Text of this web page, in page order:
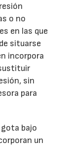
o no
en las que
situarse
incorpora
sin
para
bajo
un